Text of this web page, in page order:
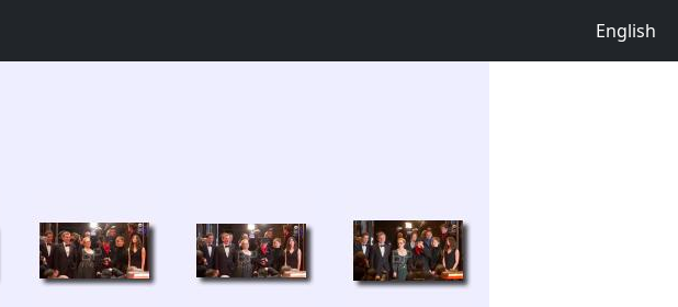
English